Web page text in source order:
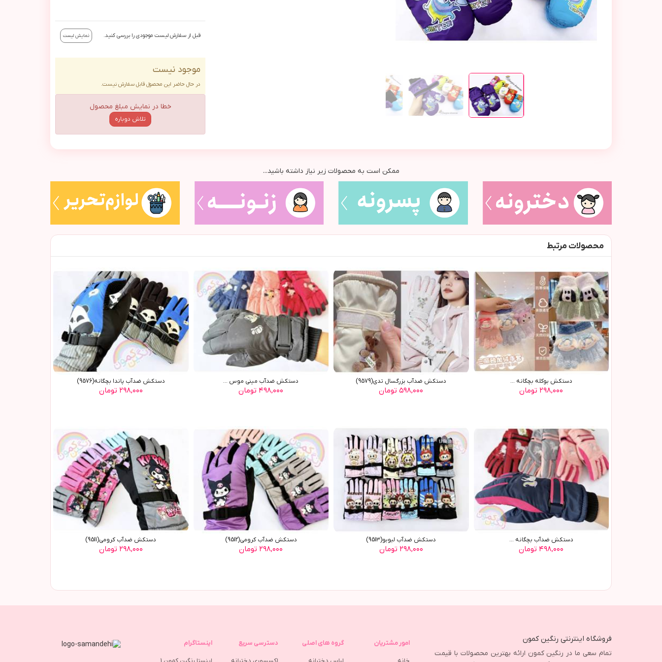
قبل از سفارش لیست موجودی را بررسی کنید. نمایش لیست
موجود نیست
در حال حاضر این محصول قابل سفارش نیست.
خطا در نمایش مبلغ محصول
تلاش دوباره
ممکن است به محصولات زیر نیاز داشته باشید...
محصولات مرتبط
دستکش بوکله بچگانه ...
۲۹۸,۰۰۰ تومان
دستکش ضدآب بزرگسال تدي(9579)
۵۹۸,۰۰۰ تومان
دستکش ضدآب ميني موس ...
۴۹۸,۰۰۰ تومان
دستکش ضدآب پاندا بچگانه(9576)
۲۹۸,۰۰۰ تومان
دستکش ضدآب بچگانه ...
۴۹۸,۰۰۰ تومان
دستکش ضدآب لبوبو(9513)
۲۹۸,۰۰۰ تومان
دستکش ضدآب کرومي(9512)
۲۹۸,۰۰۰ تومان
دستکش ضدآب کرومي(9511)
۲۹۸,۰۰۰ تومان
فروشگاه اینترنتی رنگین کمون
تمام سعی ما در رنگین کمون ارائه بهترین محصولات با قیمت
امور مشتریان گروه های اصلی دسترسی سریع اینستاگرام